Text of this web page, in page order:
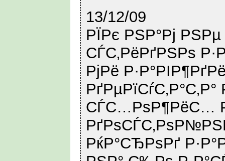
13/12/09
РЇРє РЅР°Рј
СЃС‚РёРґРЅРѕ
РјРё
СЃС…РѕР¶РёС…
РќР°СЂРѕРґ